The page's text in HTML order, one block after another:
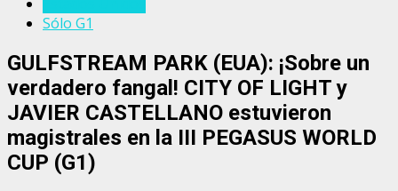
Sólo G1
GULFSTREAM PARK (EUA): ¡Sobre un
verdadero fangal! CITY OF LIGHT y
JAVIER CASTELLANO estuvieron
magistrales en la III PEGASUS WORLD
CUP (G1)